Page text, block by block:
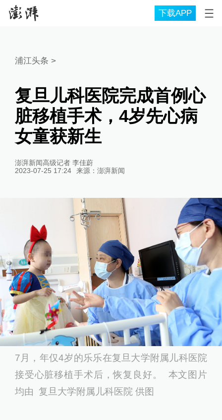
下载APP
浦江头条 >
复旦儿科医院完成首例心
脏移植手术，4岁先心病
女童获新生
澎湃新闻高级记者 李佳蔚
2023-07-25 17:24
来源： 澎湃新闻
7月，年仅4岁的乐乐在复旦大学附属儿科医院
接受心脏移植手术后，恢复良好。 本文图片
均由 复旦大学附属儿科医院 供图